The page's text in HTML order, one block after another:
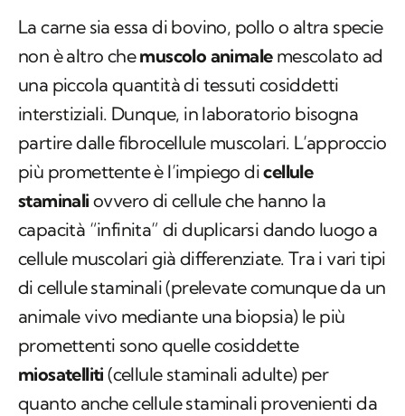
La carne sia essa di bovino, pollo o altra specie
non è altro chemuscolo animalemescolato ad
una piccola quantità di tessuti cosiddetti
interstiziali. Dunque, in laboratorio bisogna
partire dalle fibrocellule muscolari. L’approccio
più promettente è l’impiego dicellule
staminali ovvero di cellule che hanno la
capacità “infinita” di duplicarsi dando luogo a
cellule muscolari già differenziate. Tra i vari tipi
di cellule staminali (prelevate comunque da un
animale vivo mediante una biopsia) le più
promettenti sono quelle cosiddette
miosatelliti (cellule staminali adulte) per
quanto anche cellule staminali provenienti da